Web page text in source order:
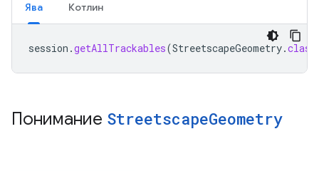
Ява Котлин
session .getAllTrackables(StreetscapeGeometry.class
Понимание StreetscapeGeometry